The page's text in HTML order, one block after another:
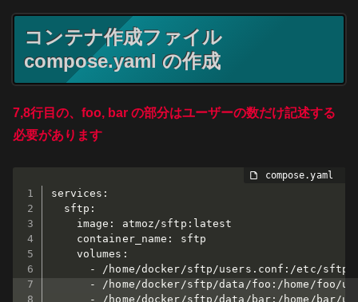
コンテナ作成ファイル
compose.yaml の作成
7,8行目の、foo, bar の部分はユーザーの数だけ記述する
必要があります
services:
  sftp:
    image: atmoz/sftp:latest
    container_name: sftp
    volumes:
- /home/docker/sftp/users.conf:/etc/
- /home/docker/sftp/data/foo:/home/foo/
- /home/docker/sftp/data/bar:/home/bar/